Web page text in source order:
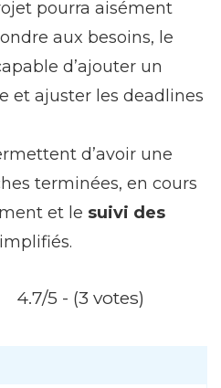
pourra aisément
aux besoins, le
d’ajouter un
et ajuster les deadlines
d’avoir une
terminées, en cours
et le suivi des
4.7/5 - (3 votes)